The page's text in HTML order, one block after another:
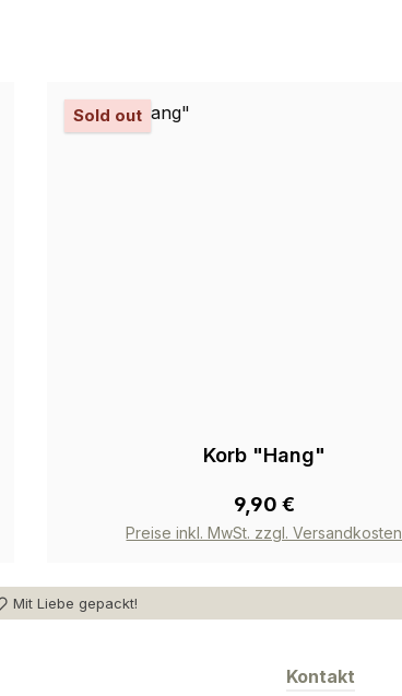
Sold out
Korb "Hang"
9,90 €
Preise inkl. MwSt. zzgl. Versandkosten
Mit Liebe gepackt!
Kontakt